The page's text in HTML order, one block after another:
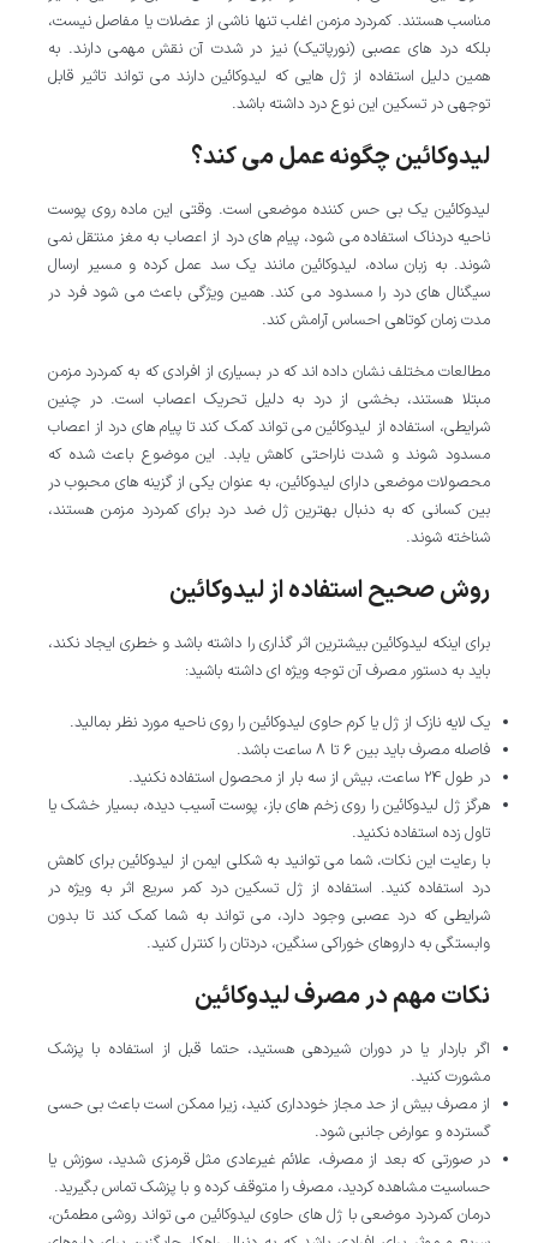
مناسب هستند. کمردرد مزمن اغلب تنها ناشی از عضلات یا مفاصل نیست،
بلکه درد های عصبی (نورپاتیک) نیز در شدت آن نقش مهمی دارند. به
همین دلیل استفاده از ژل هایی که لیدوکائین دارند می تواند تاثیر قابل
توجهی در تسکین این نوع درد داشته باشد.
لیدوکائین چگونه عمل می کند؟
لیدوکائین یک بی حس کننده موضعی است. وقتی این ماده روی پوست
ناحیه دردناک استفاده می شود، پیام های درد از اعصاب به مغز منتقل نمی
شوند. به زبان ساده، لیدوکائین مانند یک سد عمل کرده و مسیر ارسال
سیگنال های درد را مسدود می کند. همین ویژگی باعث می شود فرد در
مدت زمان کوتاهی احساس آرامش کند.
مطالعات مختلف نشان داده اند که در بسیاری از افرادی که به کمردرد مزمن
مبتلا هستند، بخشی از درد به دلیل تحریک اعصاب است. در چنین
شرایطی، استفاده از لیدوکائین می تواند کمک کند تا پیام های درد از اعصاب
مسدود شوند و شدت ناراحتی کاهش یابد. این موضوع باعث شده که
محصولات موضعی دارای لیدوکائین، به عنوان یکی از گزینه های محبوب در
بین کسانی که به دنبال بهترین ژل ضد درد برای کمردرد مزمن هستند،
شناخته شوند.
روش صحیح استفاده از لیدوکائین
برای اینکه لیدوکائین بیشترین اثر گذاری را داشته باشد و خطری ایجاد نکند،
باید به دستور مصرف آن توجه ویژه ای داشته باشید:
یک لایه نازک از ژل یا کرم حاوی لیدوکائین را روی ناحیه مورد نظر بمالید.
فاصله مصرف باید بین 6 تا 8 ساعت باشد.
در طول 24 ساعت، بیش از سه بار از محصول استفاده نکنید.
هرگز ژل لیدوکائین را روی زخم های باز، پوست آسیب دیده، بسیار خشک یا
تاول زده استفاده نکنید.
با رعایت این نکات، شما می توانید به شکلی ایمن از لیدوکائین برای کاهش
درد استفاده کنید. استفاده از ژل تسکین درد کمر سریع اثر به ویژه در
شرایطی که درد عصبی وجود دارد، می تواند به شما کمک کند تا بدون
وابستگی به داروهای خوراکی سنگین، دردتان را کنترل کنید.
نکات مهم در مصرف لیدوکائین
اگر باردار یا در دوران شیردهی هستید، حتما قبل از استفاده با پزشک
مشورت کنید.
از مصرف بیش از حد مجاز خودداری کنید، زیرا ممکن است باعث بی حسی
گسترده و عوارض جانبی شود.
در صورتی که بعد از مصرف، علائم غیرعادی مثل قرمزی شدید، سوزش یا
حساسیت مشاهده کردید، مصرف را متوقف کرده و با پزشک تماس بگیرید.
درمان کمردرد موضعی با ژل های حاوی لیدوکائین می تواند روشی مطمئن،